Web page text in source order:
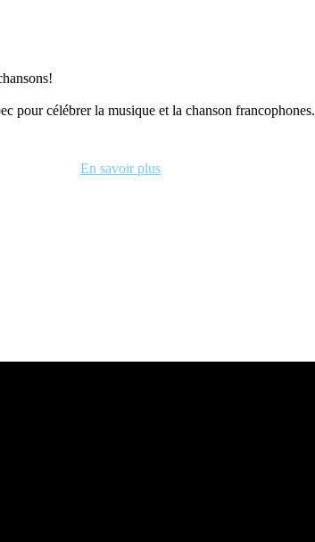
pour célébrer la musique et la chanson francophones.
En savoir plus